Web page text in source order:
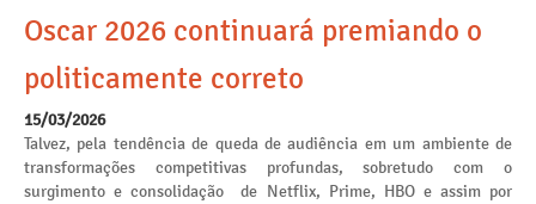
Oscar 2026 continuará premiando o
politicamente correto
15/03/2026
Talvez, pela tendência de queda de audiência em um ambiente de
transformações competitivas profundas, sobretudo com o
surgimento e consolidação de Netflix, Prime, HBO e assim por